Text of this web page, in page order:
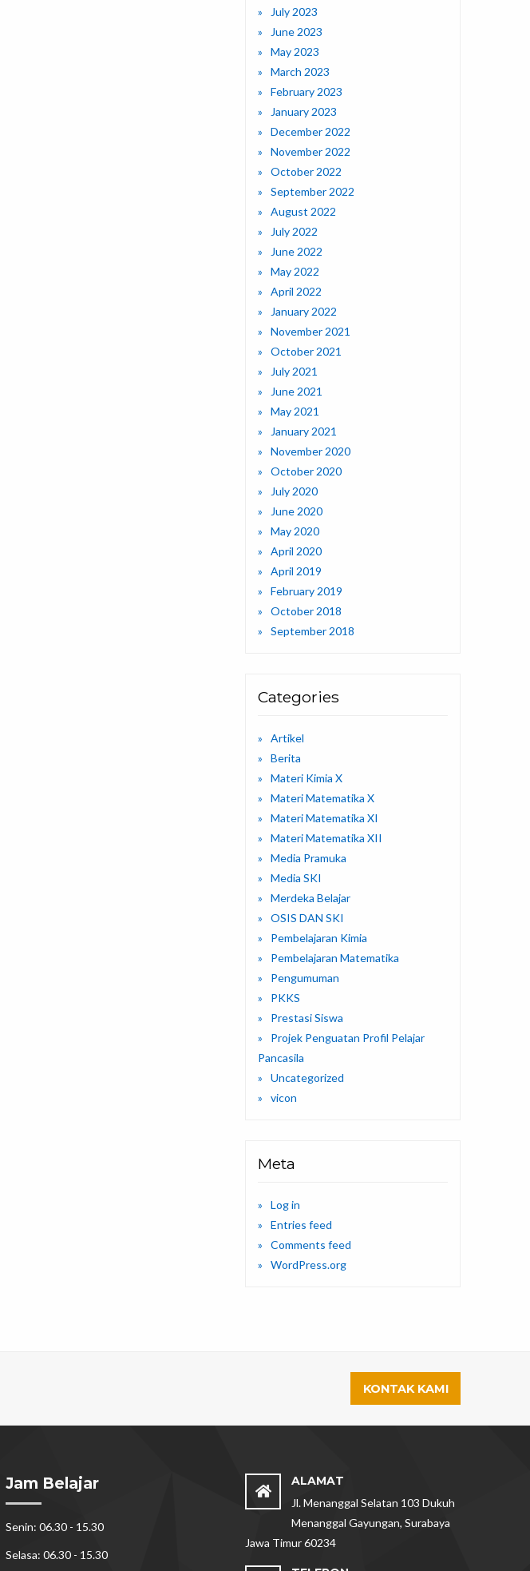
July 2023
June 2023
May 2023
March 2023
February 2023
January 2023
December 2022
November 2022
October 2022
September 2022
August 2022
July 2022
June 2022
May 2022
April 2022
January 2022
November 2021
October 2021
July 2021
June 2021
May 2021
January 2021
November 2020
October 2020
July 2020
June 2020
May 2020
April 2020
April 2019
February 2019
October 2018
September 2018
Categories
Artikel
Berita
Materi Kimia X
Materi Matematika X
Materi Matematika XI
Materi Matematika XII
Media Pramuka
Media SKI
Merdeka Belajar
OSIS DAN SKI
Pembelajaran Kimia
Pembelajaran Matematika
Pengumuman
PKKS
Prestasi Siswa
Projek Penguatan Profil Pelajar
Pancasila
Uncategorized
vicon
Meta
Log in
Entries feed
Comments feed
WordPress.org
KONTAK KAMI
Jam Belajar
Senin: 06.30 - 15.30
Selasa: 06.30 - 15.30
ALAMAT
Jl. Menanggal Selatan 103 Dukuh
Menanggal Gayungan, Surabaya
Jawa Timur 60234